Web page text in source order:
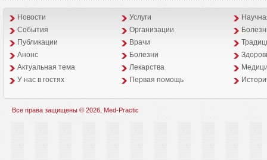
Новости Услуги
События
Организации
Публикации
Врачи
Анонс
Болезни
Aктуальная тема
Лекарства
У нас в гостях
Первая помощь
Все права защищены © 2026, Med-Practic